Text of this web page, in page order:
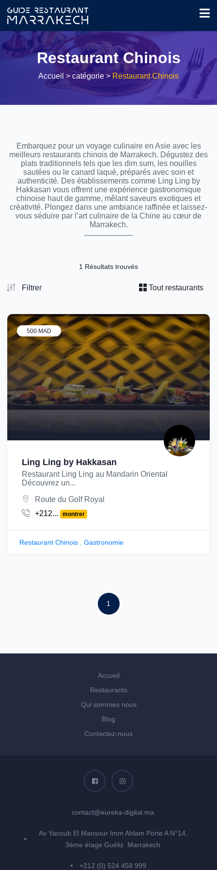
Restaurant Chinois
Accueil > catégorie >Restaurant Chinois
Embarquez pour un voyage culinaire en Asie avec les
meilleurs restaurants chinois de Marrakech. Dégustez des
plats traditionnels tels que les dim sum, les nouilles
sautées ou le canard laqué, préparés avec soin et
authenticité. Des établissements comme Ling Ling by
Hakkasan vous offrent une expérience gastronomique
chinoise haut de gamme, mêlant saveurs exotiques et
créativité. Plongez dans une ambiance raffinée et laissez-
vous séduire par l’art culinaire de la Chine au cœur de
Marrakech.
1 Résultats trouvés
Filtrer Tout restaurants
500 MAD
Ling Ling by Hakkasan
Restaurant Ling Ling au Mandarin Oriental
Découvrez un...
Route du Golf Royal
+212...
montrer
Restaurant Chinois Gastronomie
1
Accueil
Restaurants
Qui sommes nous
Blog
Contactez-nous
contact@eureka-digital.ma
Av Yacoub El Mansour Imm Ahlam Porte A N°14,
3ème étage Guéliz. Marrakech
+212 (0) 524 458 999